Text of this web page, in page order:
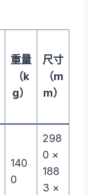
重量
（k
g）
尺寸
（m
m）
140
0
298
0 ×
188
3 ×